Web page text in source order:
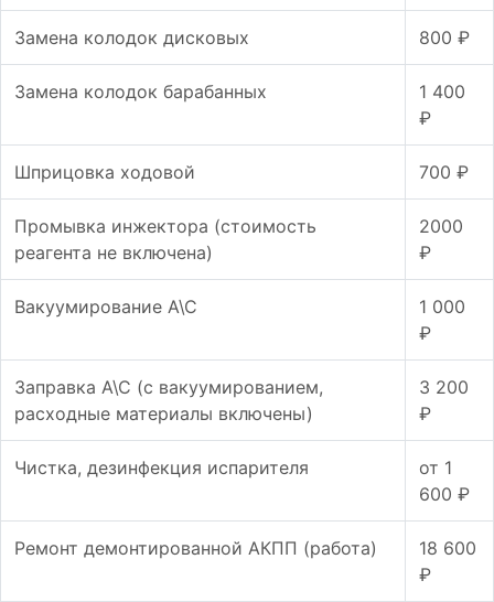
Замена колодок дисковых 800 ₽
Замена колодок барабанных
1 400
₽
Шприцовка ходовой 700 ₽
Промывка инжектора (стоимость
реагента не включена)
2000
₽
Вакуумирование А\С
1 000
₽
Заправка А\С (с вакуумированием,
расходные материалы включены)
3 200
₽
Чистка, дезинфекция испарителя
от 1
600 ₽
Ремонт демонтированной АКПП (работа)
18 600
₽